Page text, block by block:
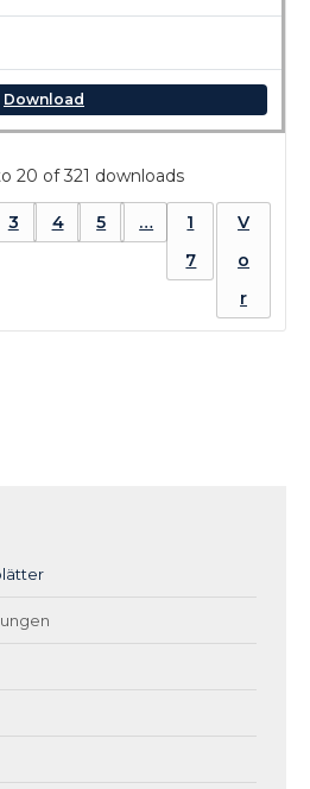
Download
20 of 321 downloads
3 4 5 …
1
7
V
o
r